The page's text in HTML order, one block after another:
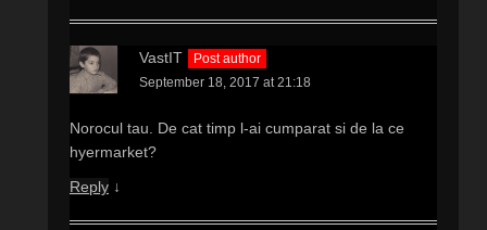
VastIT
Post author
September 18, 2017 at 21:18
Norocul tau. De cat timp l-ai cumparat si de la ce
hyermarket?
Reply ↓